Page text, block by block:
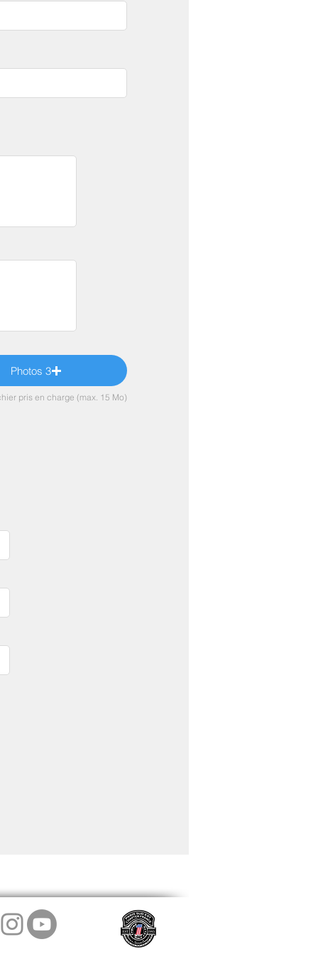
Photos 3
pris en charge (max. 15 Mo)